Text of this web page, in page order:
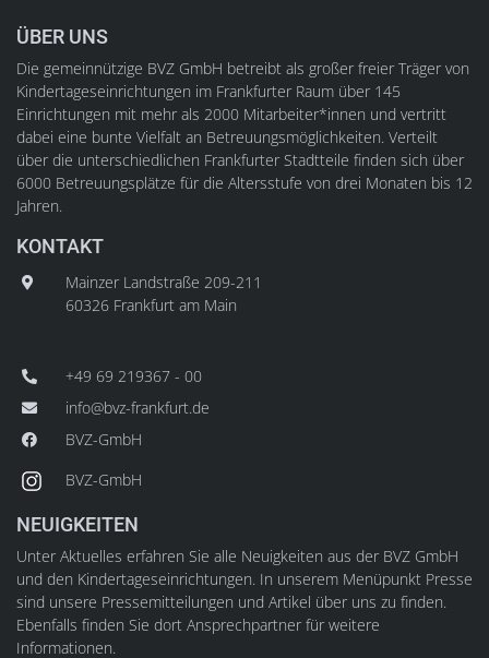
ÜBER UNS
Die gemeinnützige BVZ GmbH betreibt als großer freier Träger von
Kindertageseinrichtungen im Frankfurter Raum über 145
Einrichtungen mit mehr als 2000 Mitarbeiter*innen und vertritt
dabei eine bunte Vielfalt an Betreuungsmöglichkeiten. Verteilt
über die unterschiedlichen Frankfurter Stadtteile finden sich über
6000 Betreuungsplätze für die Altersstufe von drei Monaten bis 12
Jahren.
KONTAKT
Mainzer Landstraße 209-211
60326 Frankfurt am Main
+49 69 219367 - 00
info@bvz-frankfurt.de
BVZ-GmbH
BVZ-GmbH
NEUIGKEITEN
Unter Aktuelles erfahren Sie alle Neuigkeiten aus der BVZ GmbH
und den Kindertageseinrichtungen. In unserem Menüpunkt Presse
sind unsere Pressemitteilungen und Artikel über uns zu finden.
Ebenfalls finden Sie dort Ansprechpartner für weitere
Informationen.